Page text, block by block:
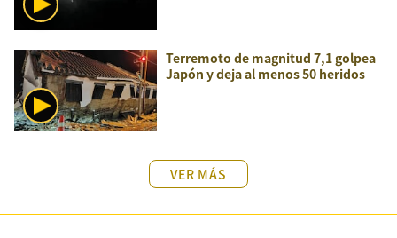
Terremoto de magnitud 7,1 golpea
Japón y deja al menos 50 heridos
VER MÁS